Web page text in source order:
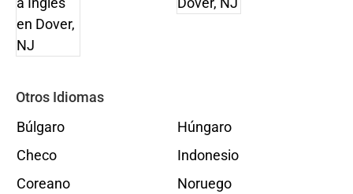
Otros Idiomas
Búlgaro
Checo
Coreano
Húngaro
Indonesio
Noruego